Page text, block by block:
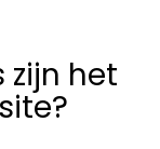
zijn het